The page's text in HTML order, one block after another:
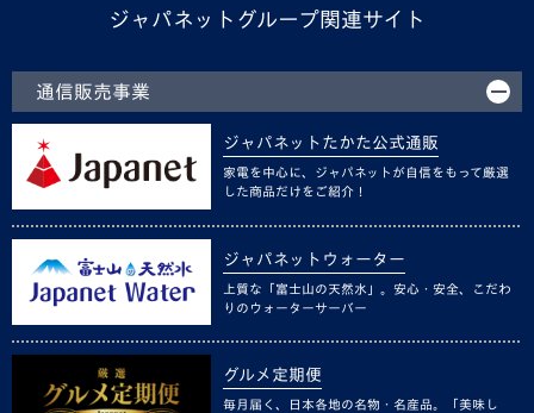
ジャパネットグループ関連サイト
通信販売事業
ジャパネットたかた公式通販
家電を中心に、ジャパネットが自信をもって厳選
した商品だけをご紹介！
ジャパネットウォーター
上質な「富士山の天然水」。安心・安全、こだわ
りのウォーターサーバー
グルメ定期便
毎月届く、日本各地の名物・名産品。「美味し